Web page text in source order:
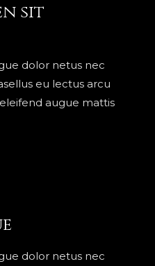
sit
dolor netus nec
eu lectus arcu
augue mattis
dolor netus nec